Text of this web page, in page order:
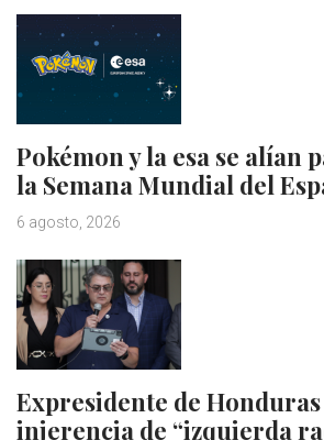
Pokémon y la esa se alían
la Semana Mundial del
6 agosto, 2026
Expresidente de
injerencia de “izquierda